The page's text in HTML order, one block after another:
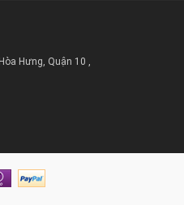
Hưng, Quận 10 ,